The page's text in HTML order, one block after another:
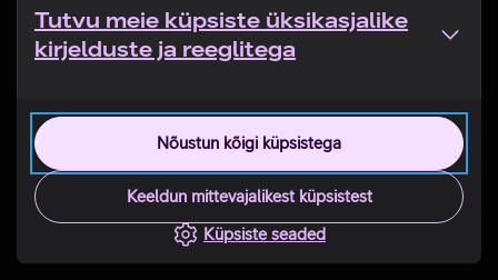
Tutvu meie küpsiste üksikasjalike
kirjelduste ja reeglitega
Nõustun kõigi küpsistega
Keeldun mittevajalikest küpsistest
Küpsiste seaded